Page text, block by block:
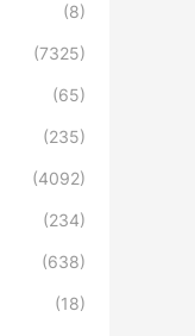
(8)
(7325)
(65)
(235)
(4092)
(234)
(638)
(18)